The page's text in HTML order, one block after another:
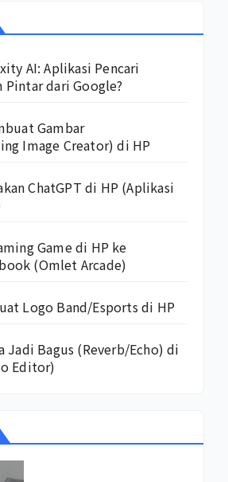
AI: Aplikasi Pencari
Pintar dari Google?
Gambar
Image Creator) di HP
ChatGPT di HP (Aplikasi
Game di HP ke
(Omlet Arcade)
Logo Band/Esports di HP
Jadi Bagus (Reverb/Echo) di
Editor)